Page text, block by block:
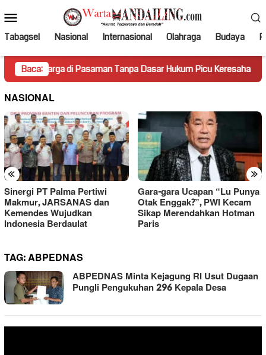
ke
kontenMobile
Tabagsel Nasional Internasional Olahraga Budaya
Baca:
di Pasaman Tanpa Dasar Hukum Picu Keresahan
NASIONAL
« »
Sinergi PT Palma Pertiwi
Makmur, JARSANAS dan
Kemendes Wujudkan
Indonesia Berdaulat
Gara-gara Ucapan “Lu Punya
Otak Enggak?”, PWI Kecam
Sikap Merendahkan Hotman
Paris
TAG:ABPEDNAS
ABPEDNAS Minta Kejagung RI Usut Dugaan
Pungli Pengukuhan 296 Kepala Desa